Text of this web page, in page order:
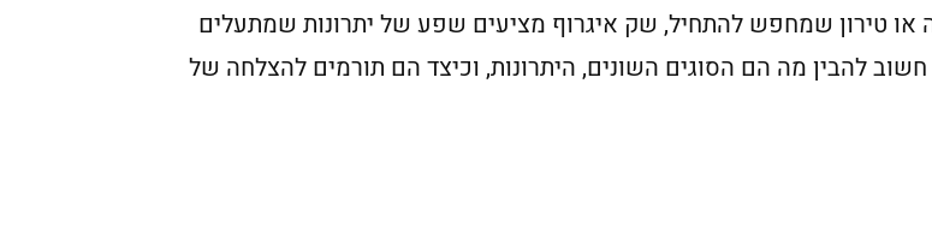
או טירון שמחפש להתחיל, שק איגרוף מציעים שפע של יתרונות שמתעלים
להבין מה הם הסוגים השונים, היתרונות, וכיצד הם תורמים להצלחה של